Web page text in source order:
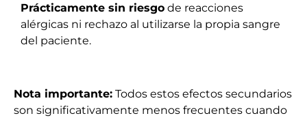
Prácticamente sin riesgo de reacciones
alérgicas ni rechazo al utilizarse la propia sangre
del paciente.
Nota importante: Todos estos efectos secundarios
son significativamente menos frecuentes cuando